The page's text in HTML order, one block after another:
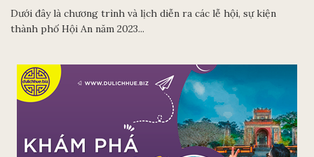
Dưới đây là chương trình và lịch diễn ra các lễ hội, sự kiện
thành phố Hội An năm 2023...